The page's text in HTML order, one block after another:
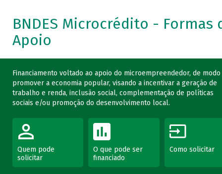
BNDES Microcrédito - Formas
Apoio
Financiamento voltado ao apoio do microempreendedor, de modo
promover a economia popular, visando a incentivar a geração de
trabalho e renda, inclusão social, complementação de políticas
sociais e/ou promoção do desenvolvimento local.
Quem pode
solicitar
O que pode ser
financiado
Como solicitar